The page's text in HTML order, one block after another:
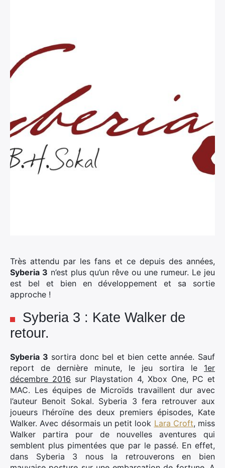
Très attendu par les fans et ce depuis des années,
Syberia 3 n’est plus qu’un rêve ou une rumeur. Le jeu
est bel et bien en développement et sa sortie
approche !
Syberia 3 : Kate Walker de
retour.
Syberia 3 sortira donc bel et bien cette année. Sauf
report de dernière minute, le jeu sortira le 1er
décembre 2016 sur Playstation 4, Xbox One, PC et
MAC. Les équipes de Microïds travaillent dur avec
l’auteur Benoit Sokal. Syberia 3 fera retrouver aux
joueurs l’héroïne des deux premiers épisodes, Kate
Walker. Avec désormais un petit look Lara Croft, miss
Walker partira pour de nouvelles aventures qui
semblent plus pimentées que par le passé. En effet,
dans Syberia 3 nous la retrouverons en bien